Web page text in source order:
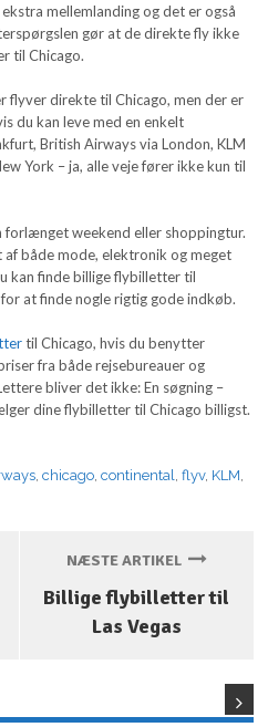
mellemlanding og det er også
gør at de direkte fly ikke
til Chicago.
flyver direkte til Chicago, men der er
du kan leve med en enkelt
British Airways via London, KLM
York – ja, alle veje fører ikke kun til
forlænget weekend eller shoppingtur.
både mode, elektronik og meget
kan finde billige flybilletter til
at finde nogle rigtig gode indkøb.
til Chicago, hvis du benytter
fra både rejsebureauer og
bliver det ikke: En søgning –
dine flybilletter til Chicago billigst.
,chicago,continental,flyv, KLM,
NÆSTE ARTIKEL
Billige flybilletter til
Las Vegas